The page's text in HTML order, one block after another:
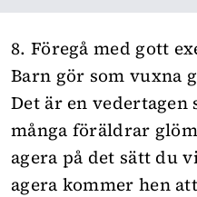
8. Föregå med gott
Barn gör som vuxna
Det är en vedertagen
många föräldrar
agera på det sätt du
agera kommer hen